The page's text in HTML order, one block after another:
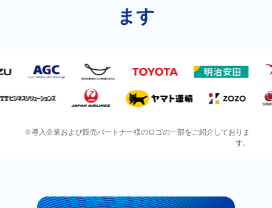
ます
※導入企業および販売パートナー様のロゴの一部をご紹介しておりま
す。